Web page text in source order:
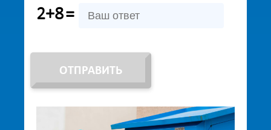
2+8=
ОТПРАВИТЬ